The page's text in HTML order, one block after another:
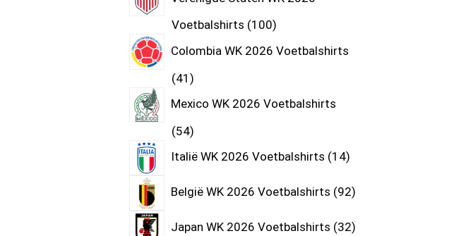
Voetbalshirts 100
Colombia WK 2026 Voetbalshirts
41
Mexico WK 2026 Voetbalshirts
54
Italië WK 2026 Voetbalshirts 14
België WK 2026 Voetbalshirts 92
Japan WK 2026 Voetbalshirts 32